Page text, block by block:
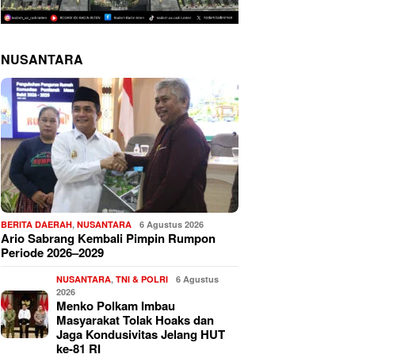
NUSANTARA
BERITA DAERAH,NUSANTARA 6 Agustus 2026
Ario Sabrang Kembali Pimpin Rumpon
Periode 2026–2029
NUSANTARA,TNI & POLRI
6 Agustus
2026
Menko Polkam Imbau
Masyarakat Tolak Hoaks dan
Jaga Kondusivitas Jelang HUT
ke-81 RI